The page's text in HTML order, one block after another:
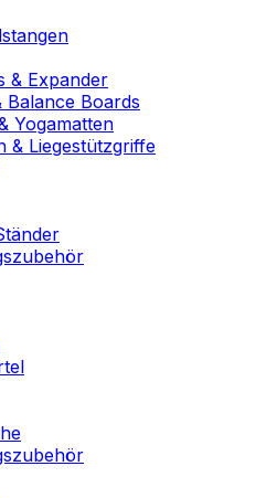
& Expander
Balance Boards
Yogamatten
& Liegestützgriffe